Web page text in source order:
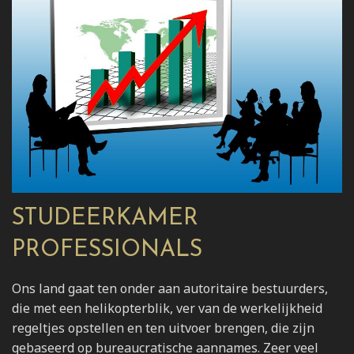
STUDEERKAMER
PROFESSIONALS
Ons land gaat ten onder aan autoritaire bestuurders,
die met een helikopterblik, ver van de werkelijkheid
regeltjes opstellen en ten uitvoer brengen, die zijn
gebaseerd op bureaucratische aannames. Zeer veel